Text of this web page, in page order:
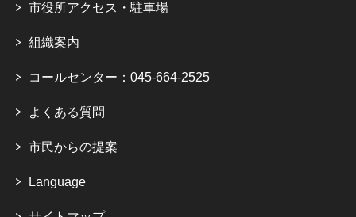
市役所アクセス・駐車場
組織案内
コールセンター：045-664-2525
よくある質問
市民からの提案
Language